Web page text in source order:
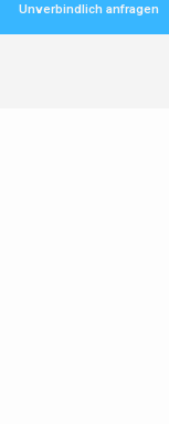
Unverbindlich anfragen